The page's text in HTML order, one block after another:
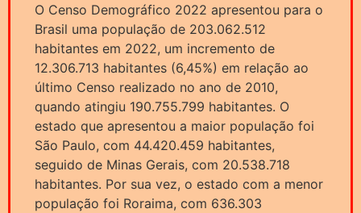
O Censo Demográfico 2022 apresentou para o
Brasil uma população de 203.062.512
habitantes em 2022, um incremento de
12.306.713 habitantes (6,45%) em relação ao
último Censo realizado no ano de 2010,
quando atingiu 190.755.799 habitantes. O
estado que apresentou a maior população foi
São Paulo, com 44.420.459 habitantes,
seguido de Minas Gerais, com 20.538.718
habitantes. Por sua vez, o estado com a menor
população foi Roraima, com 636.303